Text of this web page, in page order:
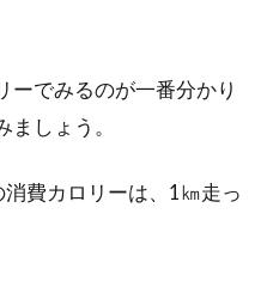
車にスタンド、ついていたっけ？
ス...
自転車、サイズ的に大き
チとの違いは？
ーでみるのが一番分かり
しょう。
費カロリーは、1㎞走っ